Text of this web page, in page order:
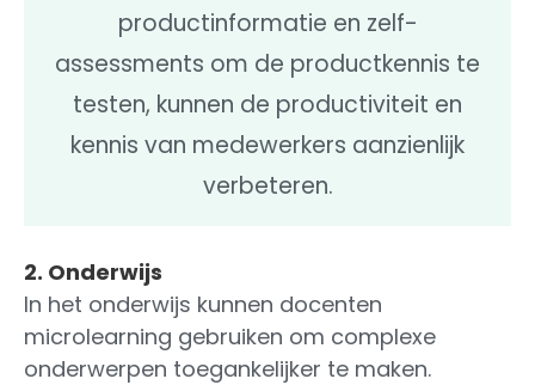
productinformatie en zelf-
assessments om de productkennis te
testen, kunnen de productiviteit en
kennis van medewerkers aanzienlijk
verbeteren.
2. Onderwijs
In het onderwijs kunnen docenten
microlearning gebruiken om complexe
onderwerpen toegankelijker te maken.